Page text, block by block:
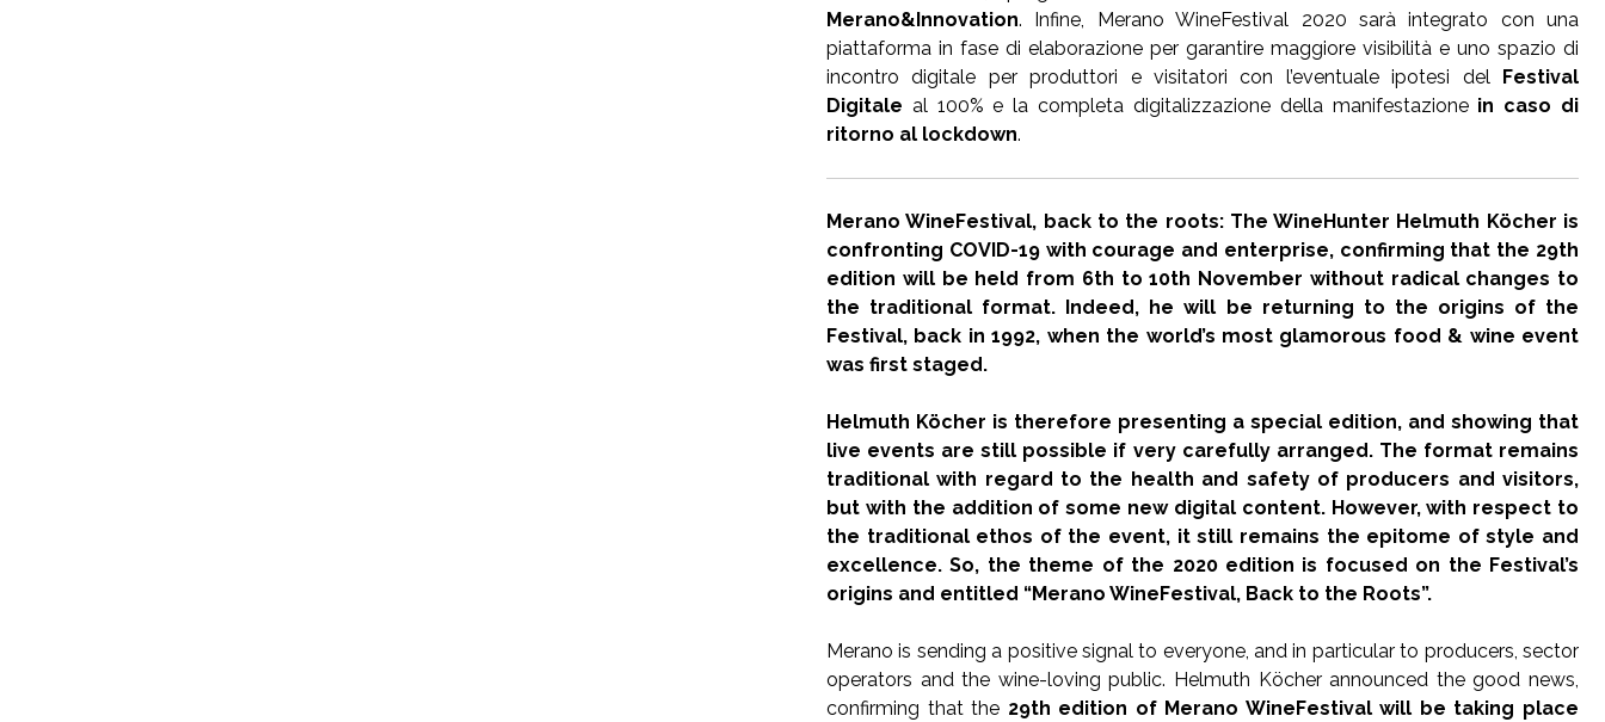
Merano&Innovation. Infine, Merano WineFestival 2020 sarà integrato con una
piattaforma in fase di elaborazione per garantire maggiore visibilità e uno spazio di
incontro digitale per produttori e visitatori con l’eventuale ipotesi del Festival
Digitale al 100% e la completa digitalizzazione della manifestazione in caso di
ritorno al lockdown.
Merano WineFestival, back to the roots: The WineHunter Helmuth Köcher is
confronting COVID-19 with courage and enterprise, confirming that the 29th
edition will be held from 6th to 10th November without radical changes to
the traditional format. Indeed, he will be returning to the origins of the
Festival, back in 1992, when the world’s most glamorous food & wine event
was first staged.
Helmuth Köcher is therefore presenting a special edition, and showing that
live events are still possible if very carefully arranged. The format remains
traditional with regard to the health and safety of producers and visitors,
but with the addition of some new digital content. However, with respect to
the traditional ethos of the event, it still remains the epitome of style and
excellence. So, the theme of the 2020 edition is focused on the Festival’s
origins and entitled “Merano WineFestival, Back to the Roots”.
Merano is sending a positive signal to everyone, and in particular to producers, sector
operators and the wine-loving public. Helmuth Köcher announced the good news,
confirming that the 29th edition of Merano WineFestival will be taking place